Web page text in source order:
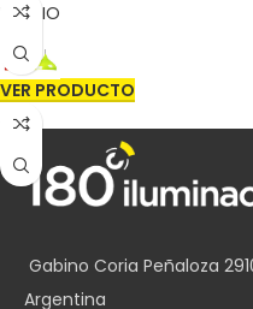
HILARIO
VER PRODUCTO
Gabino Coria Peñaloza
Argentina